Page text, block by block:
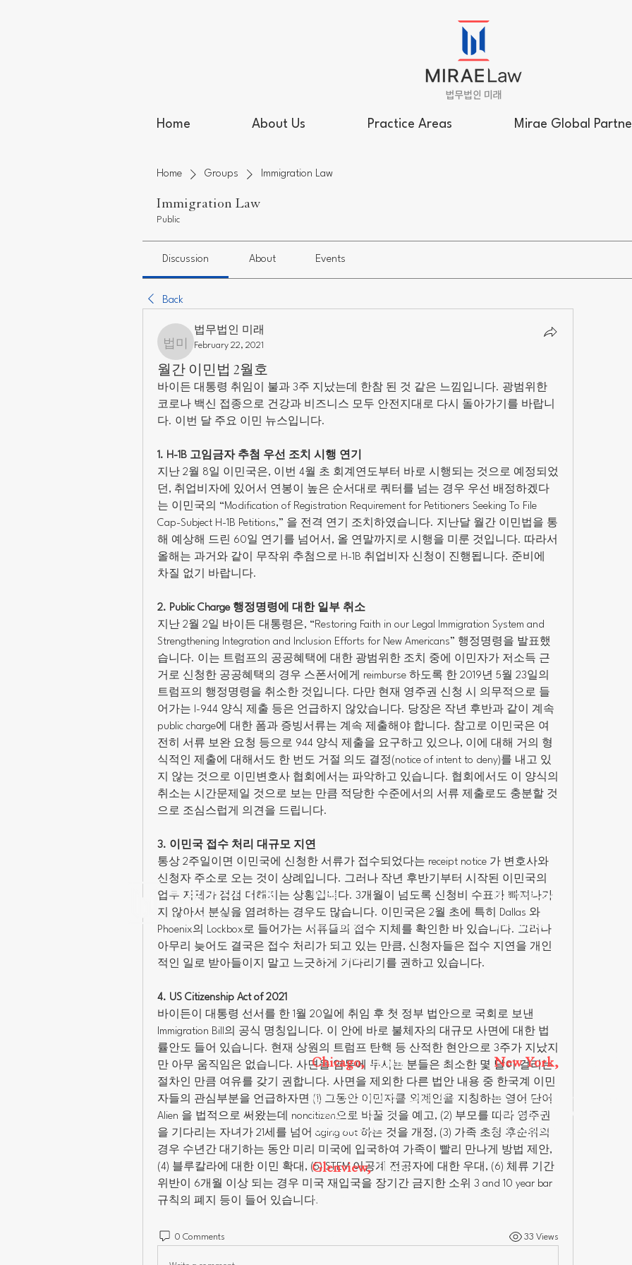
Home About Us Practice Areas Mirae Global
Home Groups Immigration Law
Immigration Law
Public
Discussion About Events
Back
법무법인 미래
법무법인 미래
February 22, 2021
월간 이민법 2월호
바이든 대통령 취임이 불과 3주 지났는데 한참 된 것 같은 느낌입니다. 광범위한
코로나 백신 접종으로 건강과 비즈니스 모두 안전지대로 다시 돌아가기를 바랍니
다. 이번 달 주요 이민 뉴스입니다.
1. H-1B 고임금자 추첨 우선 조치 시행 연기
지난 2월 8일 이민국은, 이번 4월 초 회계연도부터 바로 시행되는 것으로 예정되었
던, 취업비자에 있어서 연봉이 높은 순서대로 쿼터를 넘는 경우 우선 배정하겠다
는 이민국의 “Modification of Registration Requirement for Petitioners Seeking To File
Cap-Subject H-1B Petitions,” 을 전격 연기 조치하였습니다. 지난달 월간 이민법을 통
해 예상해 드린 60일 연기를 넘어서, 올 연말까지로 시행을 미룬 것입니다. 따라서
올해는 과거와 같이 무작위 추첨으로 H-1B 취업비자 신청이 진행됩니다. 준비에
차질 없기 바랍니다.
2. Public Charge 행정명령에 대한 일부 취소
지난 2월 2일 바이든 대통령은, “Restoring Faith in our Legal Immigration System and
Strengthening Integration and Inclusion Efforts for New Americans” 행정명령을 발표했
습니다. 이는 트럼프의 공공혜택에 대한 광범위한 조치 중에 이민자가 저소득 근
거로 신청한 공공혜택의 경우 스폰서에게 reimburse 하도록 한 2019년 5월 23일의
트럼프의 행정명령을 취소한 것입니다. 다만 현재 영주권 신청 시 의무적으로 들
어가는 I-944 양식 제출 등은 언급하지 않았습니다. 당장은 작년 후반과 같이 계속
public charge에 대한 폼과 증빙서류는 계속 제출해야 합니다. 참고로 이민국은 여
전히 서류 보완 요청 등으로 944 양식 제출을 요구하고 있으나, 이에 대해 거의 형
식적인 제출에 대해서도 한 번도 거절 의도 결정(notice of intent to deny)를 내고 있
지 않는 것으로 이민변호사 협회에서는 파악하고 있습니다. 협회에서도 이 양식의
취소는 시간문제일 것으로 보는 만큼 적당한 수준에서의 서류 제출로도 충분할 것
으로 조심스럽게 의견을 드립니다.
3. 이민국 접수 처리 대규모 지연
통상 2주일이면 이민국에 신청한 서류가 접수되었다는 receipt notice 가 변호사와
신청자 주소로 오는 것이 상례입니다. 그러나 작년 후반기부터 시작된 이민국의
업무 지체가 점점 더해지는 상황입니다. 3개월이 넘도록 신청비 수표가 빠져나가
지 않아서 분실을 염려하는 경우도 많습니다. 이민국은 2월 초에 특히 Dallas 와
Phoenix의 Lockbox로 들어가는 서류들의 접수 지체를 확인한 바 있습니다. 그러나
아무리 늦어도 결국은 접수 처리가 되고 있는 만큼, 신청자들은 접수 지연을 개인
적인 일로 받아들이지 말고 느긋하게 기다리기를 권하고 있습니다.
4. US Citizenship Act of 2021
바이든이 대통령 선서를 한 1월 20일에 취임 후 첫 정부 법안으로 국회로 보낸
Immigration Bill의 공식 명칭입니다. 이 안에 바로 불체자의 대규모 사면에 대한 법
률안도 들어 있습니다. 현재 상원의 트럼프 탄핵 등 산적한 현안으로 3주가 지났지
만 아무 움직임은 없습니다. 사면을 염두에 두시는 분들은 최소한 몇 달이 걸리는
절차인 만큼 여유를 갖기 권합니다. 사면을 제외한 다른 법안 내용 중 한국계 이민
자들의 관심부분을 언급하자면 (1) 그동안 이민자를 외계인을 지칭하는 영어 단어
Alien 을 법적으로 써왔는데 noncitizen으로 바꿀 것을 예고, (2) 부모를 따라 영주권
을 기다리는 자녀가 21세를 넘어 aging out 하는 것을 개정, (3) 가족 초청 후순위의
경우 수년간 대기하는 동안 미리 미국에 입국하여 가족이 빨리 만나게 방법 제안,
(4) 블루칼라에 대한 이민 확대, (5) STEM 이공계 전공자에 대한 우대, (6) 체류 기간
위반이 6개월 이상 되는 경우 미국 재입국을 장기간 금지한 소위 3 and 10 year bar
규칙의 폐지 등이 들어 있습니다.
0 Comments 33 Views
Home
Greetings
Core Values
Business Law
Immigration
Chicago, Illinois
150 N. Michigan Ave., Suite 3300
Chicago, IL, 60601
312-644-5979
Glenview,Illinois
1700 Milwaukee Avenue, 2nd Floor
New York,
875 Third Avenue, 21st Floor,
New York, NY 10022
646-568-6065